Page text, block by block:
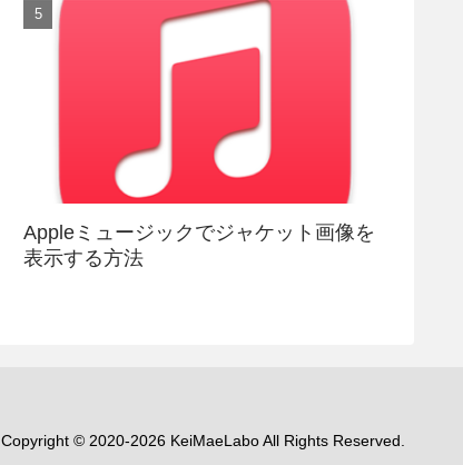
Appleミュージックでジャケット画像を
表示する方法
Copyright © 2020-2026 KeiMaeLabo All Rights Reserved.